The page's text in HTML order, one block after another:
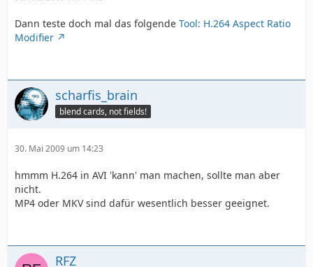
Dann teste doch mal das folgende Tool: H.264 Aspect Ratio
Modifier
scharfis_brain
blend cards, not fields!
30. Mai 2009 um 14:23
hmmm H.264 in AVI 'kann' man machen, sollte man aber
nicht.
MP4 oder MKV sind dafür wesentlich besser geeignet.
RFZ